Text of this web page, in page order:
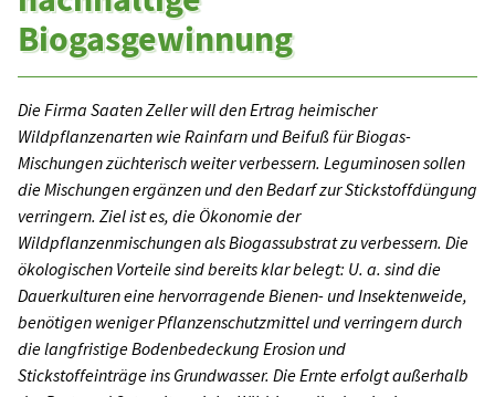
Biogasgewinnung
Die Firma Saaten Zeller will den Ertrag heimischer
Wildpflanzenarten wie Rainfarn und Beifuß für Biogas-
Mischungen züchterisch weiter verbessern. Leguminosen sollen
die Mischungen ergänzen und den Bedarf zur Stickstoffdüngung
verringern. Ziel ist es, die Ökonomie der
Wildpflanzenmischungen als Biogassubstrat zu verbessern. Die
ökologischen Vorteile sind bereits klar belegt: U. a. sind die
Dauerkulturen eine hervorragende Bienen- und Insektenweide,
benötigen weniger Pflanzenschutzmittel und verringern durch
die langfristige Bodenbedeckung Erosion und
Stickstoffeinträge ins Grundwasser. Die Ernte erfolgt außerhalb